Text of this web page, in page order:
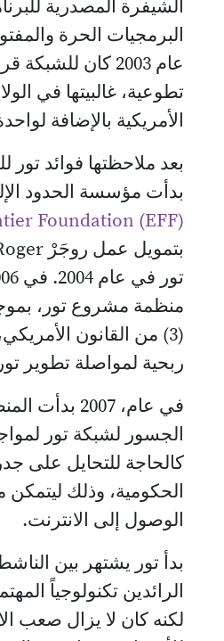
الشيفرة المصدرية
البرمجيات الحرة
تطوعية، غالبيتها في
اﻷمريكية بالإضافة لواحدة
بعد ملاحظتها فوائد تور
بدأت مؤسسة الحدود
Foundation (EFF)
(3) من القانون
ربحية لمواصلة تطوير تور.
في عام، 2007
الجسور لشبكة تور
كالحاجة للتحايل على
الحكومية، وذلك ليتمكن
الوصول إلى الانترنت.
بدأ تور يشتهر بين
الرائدين تكنولوجياً
لكنه كان لا يزال صعب